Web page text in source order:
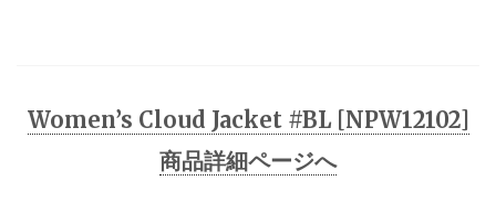
Women’s Cloud Jacket #BL [NPW12102]
商品詳細ページへ